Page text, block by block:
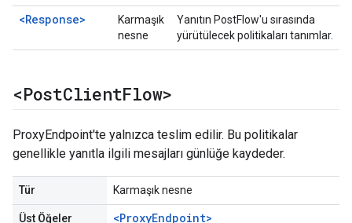
<Response>
Karmaşık
nesne
Yanıtın PostFlow'u sırasında
yürütülecek politikaları tanımlar.
<PostClientFlow>
ProxyEndpoint'te yalnızca teslim edilir. Bu politikalar
genellikle yanıtla ilgili mesajları günlüğe kaydeder.
Tür Karmaşık nesne
Üst Öğeler <ProxyEndpoint>